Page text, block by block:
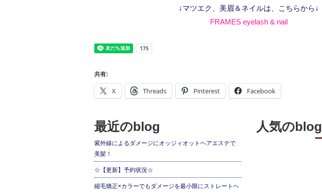
↓マツエク、美眉＆ネイルは、こちらから↓
FRAMES eyelash & nail
共有:
X Threads Pinterest Facebook
最近のblog
紫外線によるダメージにオッジィオットヘアエステで
美髪！
☆【更新】予約状況☆
縮毛矯正×カラーでもダメージを最小限にストレートヘ
人気のblog